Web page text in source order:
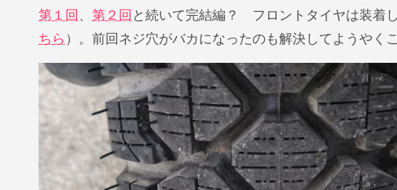
第１回 、 第２回 と続いて完結編？ フロントタイヤは装着
ちら ）。前回ネジ穴がバカになったのも解決してようやく